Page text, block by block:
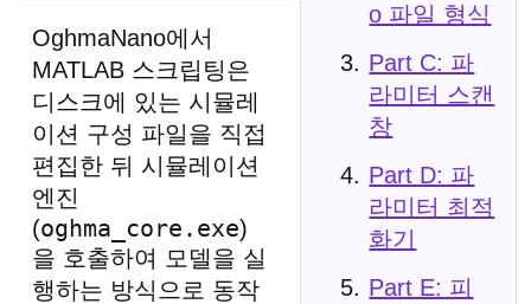
o 파일 형식
Part C: 파
라미터 스캔
창
Part D: 파
라미터 최적
화기
Part E: 피
OghmaNano에서
MATLAB 스크립팅은
디스크에 있는 시뮬레
이션 구성 파일을 직접
편집한 뒤 시뮬레이션
엔진
(oghma_core.exe)
을 호출하여 모델을 실
행하는 방식으로 동작